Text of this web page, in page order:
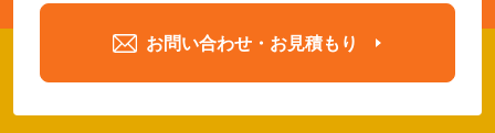
お問い合わせ・お見積もり